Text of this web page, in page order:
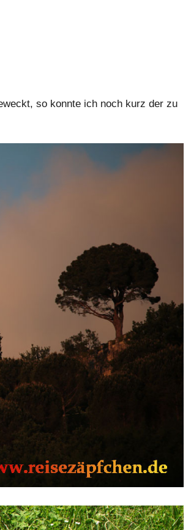
so konnte ich noch kurz der zu